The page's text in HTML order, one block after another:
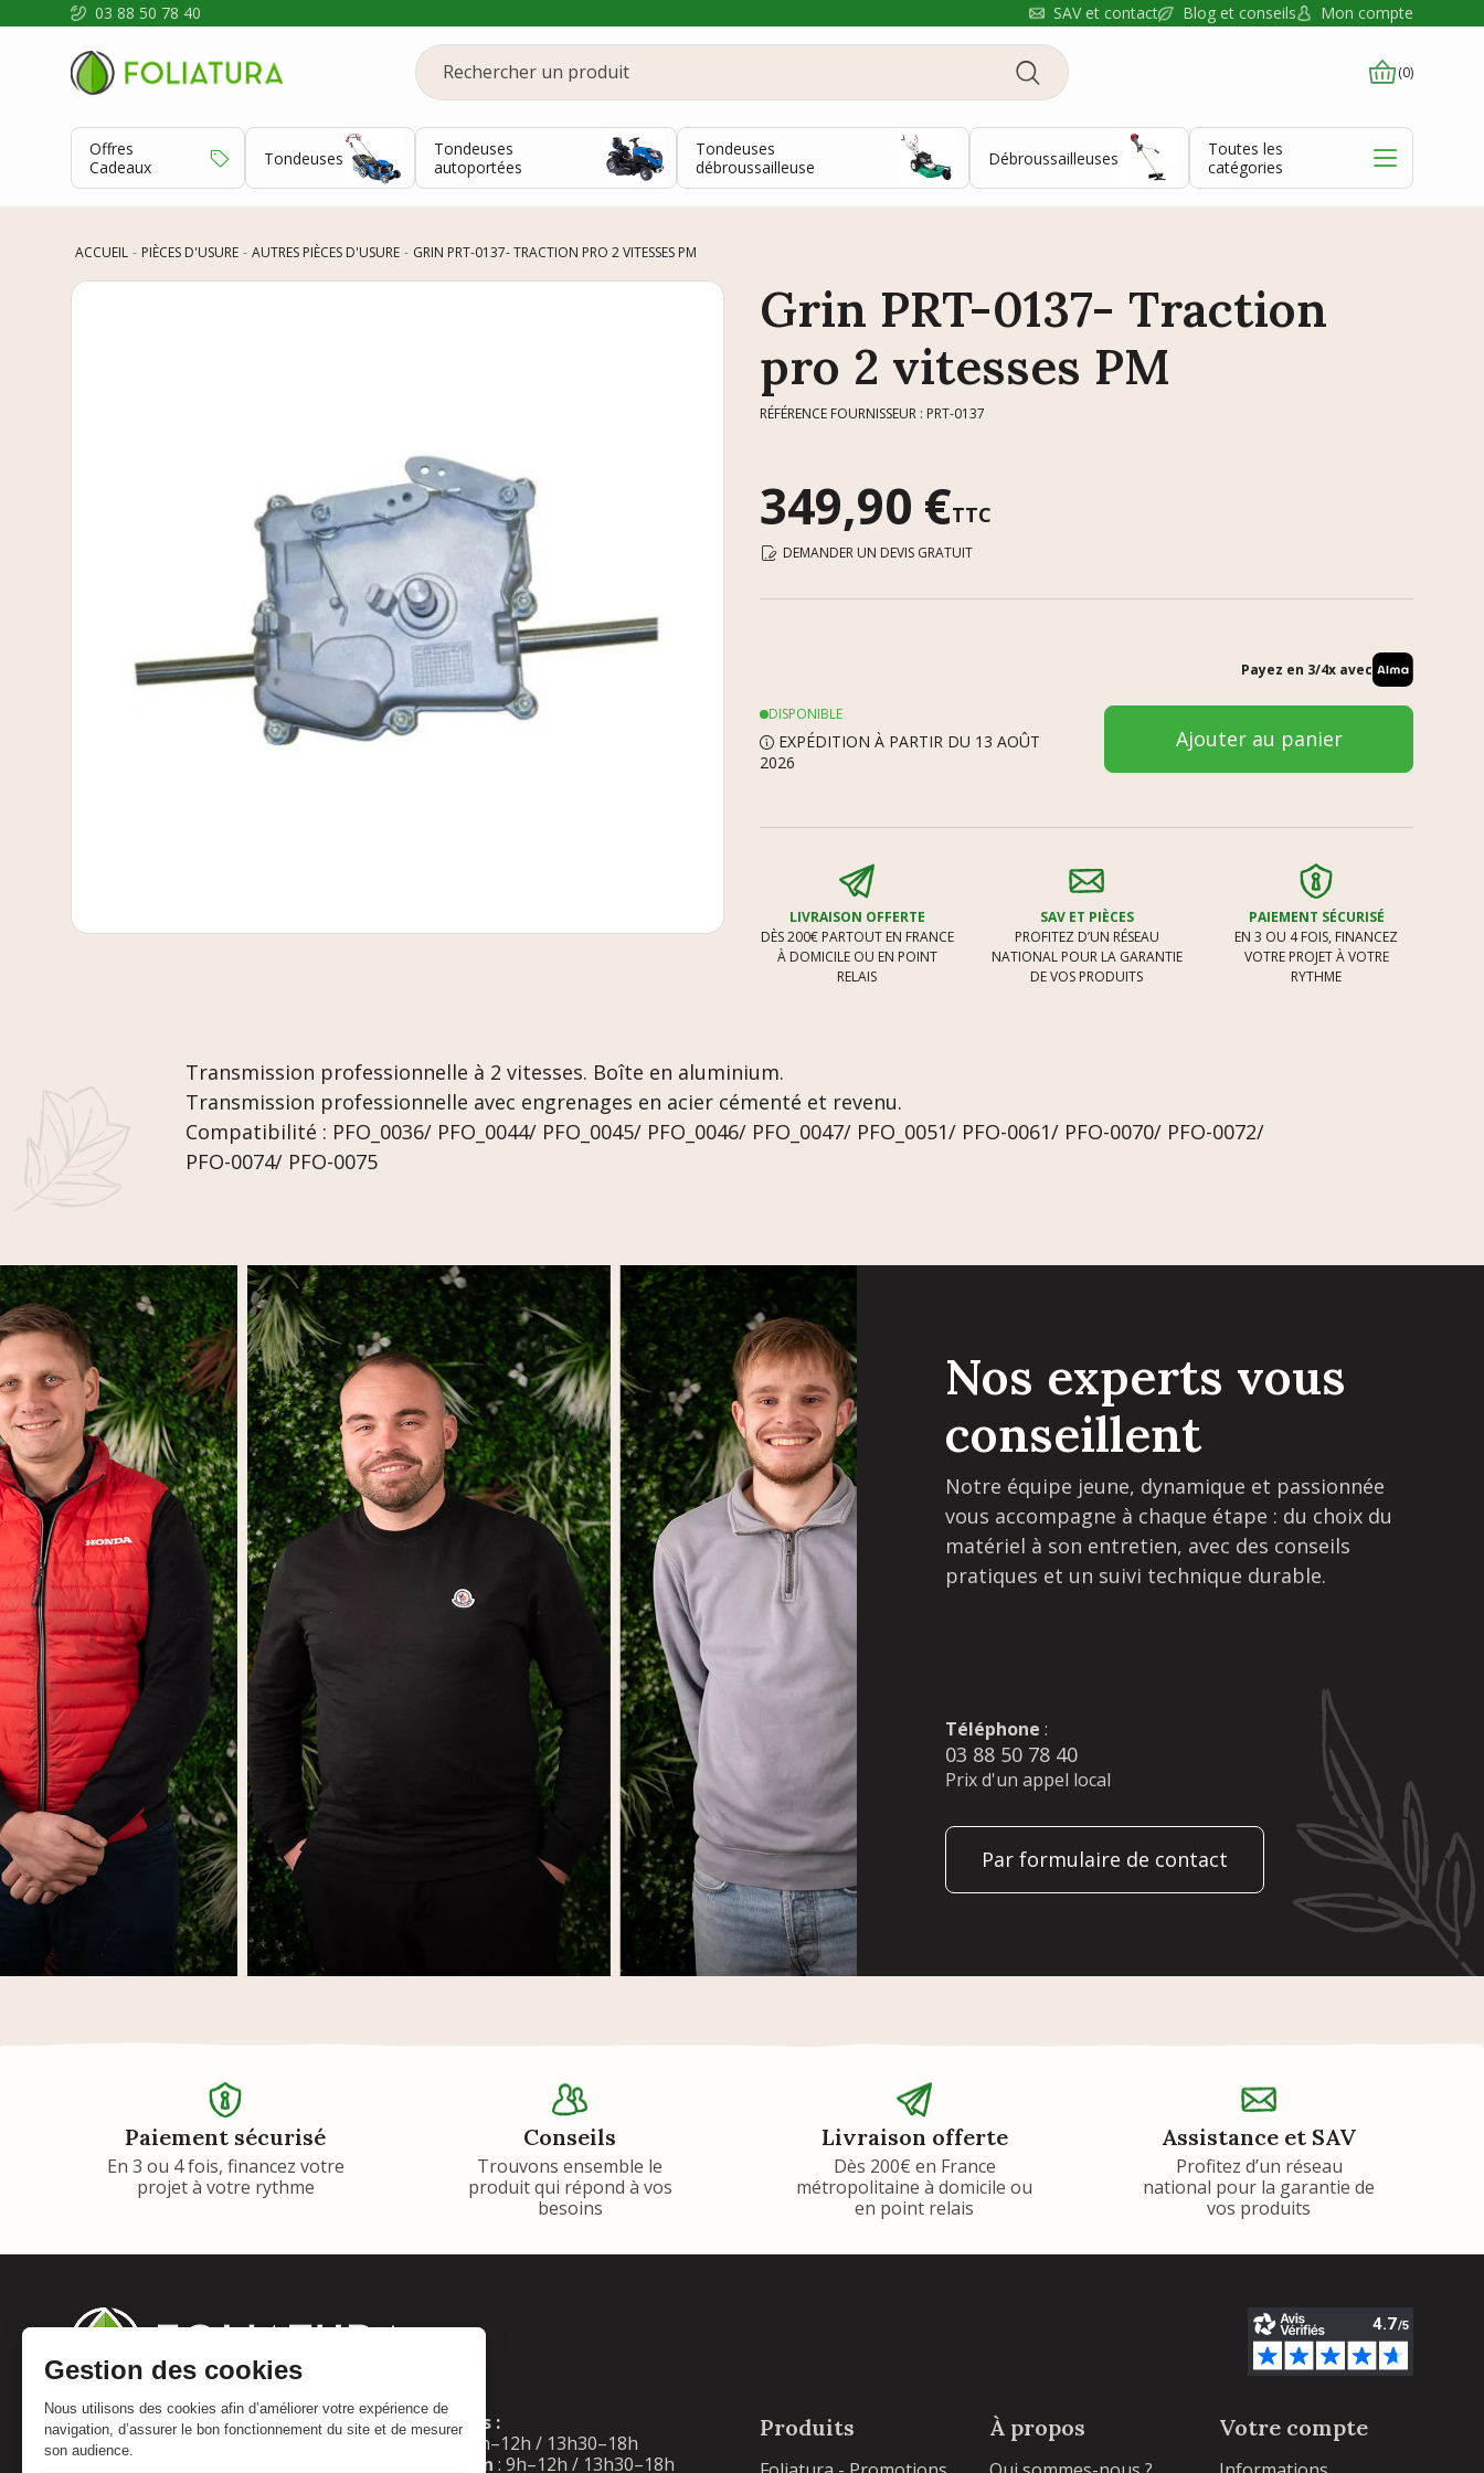
03 88 50 78 40 SAV et contact Blog et conseils Mon compte
(0)
Offres
Cadeaux
Tondeuses
Tondeuses
autoportées
Tondeuses
débroussailleuse
Débroussailleuses
Toutes les
catégories
ACCUEIL PIÈCES D'USURE AUTRES PIÈCES D'USURE GRIN PRT-0137- TRACTION PRO 2 VITESSES PM
Grin PRT-0137- Traction
pro 2 vitesses PM
RÉFÉRENCE FOURNISSEUR : PRT-0137
349,90 €TTC
DEMANDER UN DEVIS GRATUIT
Payez en 3/4x avec
DISPONIBLE
EXPÉDITION À PARTIR DU 13 AOÛT
2026
Ajouter au panier
LIVRAISON OFFERTE
DÈS 200€ PARTOUT EN FRANCE
À DOMICILE OU EN POINT
RELAIS
SAV ET PIÈCES
PROFITEZ D’UN RÉSEAU
NATIONAL POUR LA GARANTIE
DE VOS PRODUITS
PAIEMENT SÉCURISÉ
EN 3 OU 4 FOIS, FINANCEZ
VOTRE PROJET À VOTRE
RYTHME
Transmission professionnelle à 2 vitesses. Boîte en aluminium.
Transmission professionnelle avec engrenages en acier cémenté et revenu.
Compatibilité : PFO_0036/ PFO_0044/ PFO_0045/ PFO_0046/ PFO_0047/ PFO_0051/ PFO-0061/ PFO-0070/ PFO-0072/
PFO-0074/ PFO-0075
Nos experts vous
conseillent
Notre équipe jeune, dynamique et passionnée
vous accompagne à chaque étape : du choix du
matériel à son entretien, avec des conseils
pratiques et un suivi technique durable.
Téléphone :
03 88 50 78 40
Prix d'un appel local
Par formulaire de contact
Paiement sécurisé
En 3 ou 4 fois, financez votre
projet à votre rythme
Conseils
Trouvons ensemble le
produit qui répond à vos
besoins
Livraison offerte
Dès 200€ en France
métropolitaine à domicile ou
en point relais
Assistance et SAV
Profitez d’un réseau
national pour la garantie de
vos produits
Adresse :
Foliatura
2 rue de l'industrie
Horaires :
Lun: 10h–12h / 13h30–18h
Mar–Ven : 9h–12h / 13h30–18h
Produits À propos Votre compte